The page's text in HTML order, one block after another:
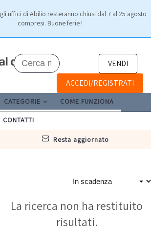
uffici di Abilio resteranno chiusi dal 7 al 25 agosto
compresi. Buone ferie !
VENDI
ACCEDI/REGISTRATI
CATEGORIE COME FUNZIONA
CONTATTI
resta aggiornato
La ricerca non ha restituito
risultati.